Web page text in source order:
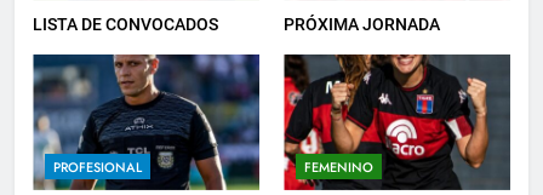
LISTA DE CONVOCADOS PRÓXIMA JORNADA
PROFESIONAL FEMENINO
HACÉ EL CANJE
7
EMPATE EN CASA